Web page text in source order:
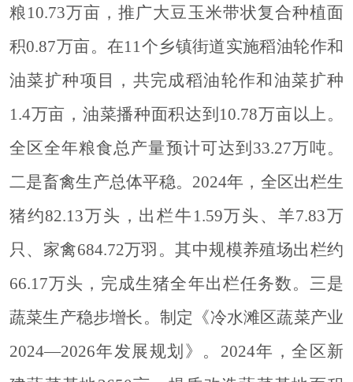
粮10.73万亩，推广大豆玉米带状复合种植面
积0.87万亩。在11个乡镇街道实施稻油轮作和
油菜扩种项目，共完成稻油轮作和油菜扩种
1.4万亩，油菜播种面积达到10.78万亩以上。
全区全年粮食总产量预计可达到33.27万吨。
二是畜禽生产总体平稳。 2024年，全区出栏生
猪约82.13万头，出栏牛1.59万头、羊7.83万
只、家禽684.72万羽。其中规模养殖场出栏约
66.17万头，完成生猪全年出栏任务数。 三是
蔬菜生产稳步增长。 制定《冷水滩区蔬菜产业
2024—2026年发展规划》。2024年，全区新